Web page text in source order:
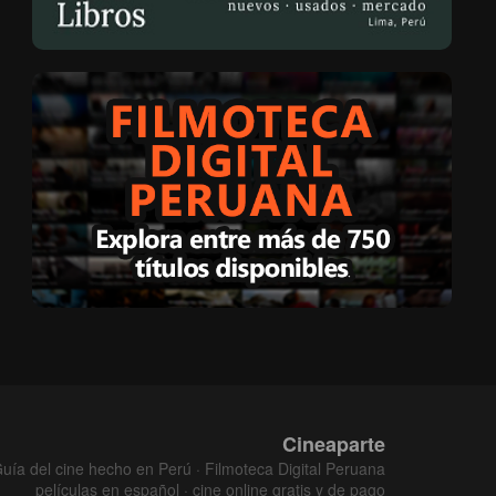
Cineaparte
del cine hecho en Perú · Filmoteca Digital Peruana
películas en español · cine online gratis y de pago